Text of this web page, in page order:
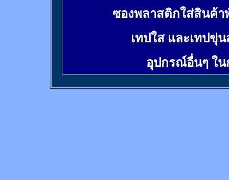
ซองพลาสติกใส่สินค้า
เทปใส และเทปขุ่
อุปกรณ์อื่นๆ ใ